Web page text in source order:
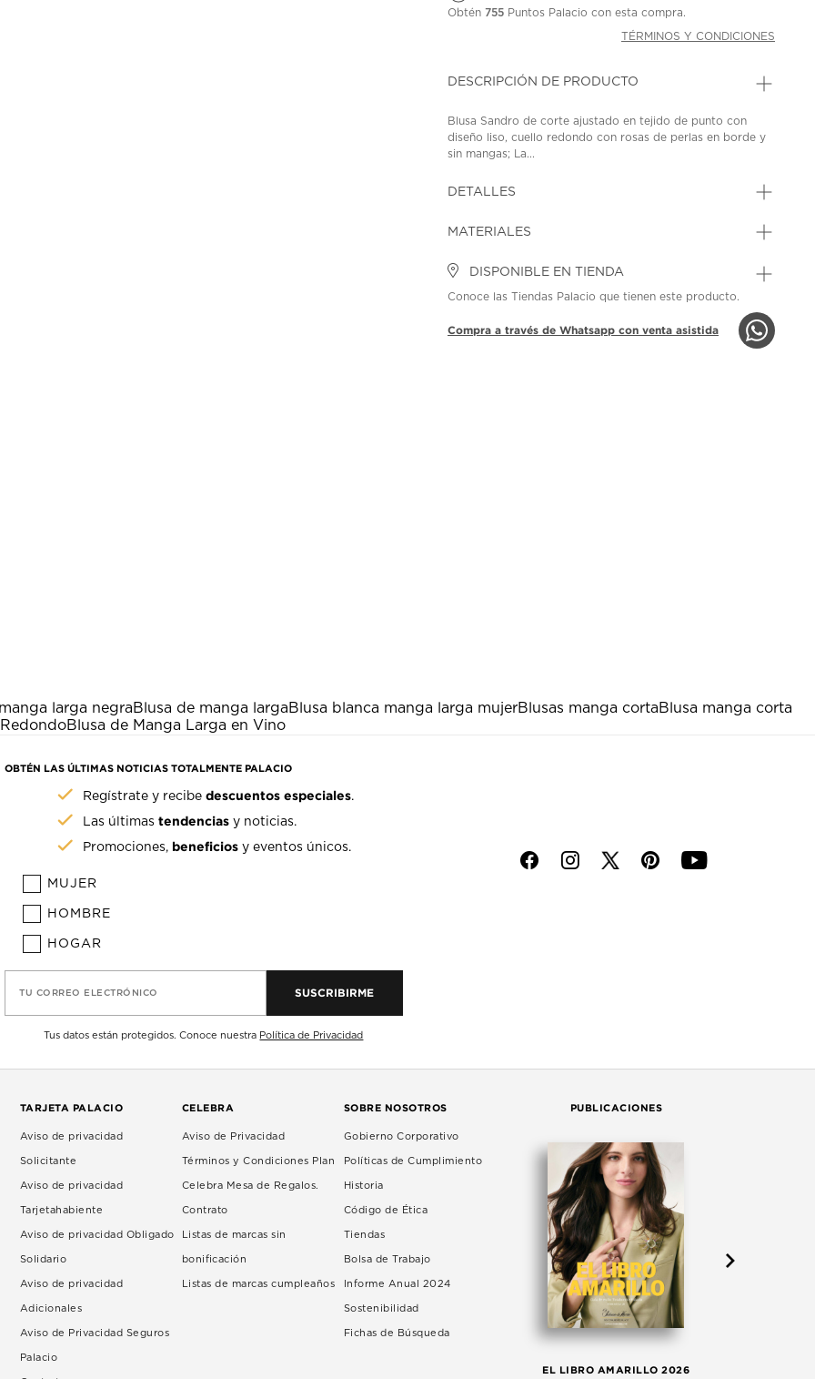
Obtén755 Puntos Palacio con esta compra.
TÉRMINOS Y CONDICIONES
DESCRIPCIÓN DE PRODUCTO
Blusa Sandro de corte ajustado en tejido de punto con
diseño liso, cuello redondo con rosas de perlas en borde y
sin mangas; La...
DETALLES
MATERIALES
DISPONIBLE EN TIENDA
Conoce las Tiendas Palacio que tienen este producto.
Compra a través de Whatsapp con venta asistida
larga negraBlusa de manga largaBlusa blanca manga larga mujerBlusas manga cortaBlusa manga corta
Blusa de Manga Larga en Vino
OBTÉN LAS ÚLTIMAS NOTICIAS TOTALMENTE PALACIO
Regístrate y recibedescuentos especiales.
Las últimastendencias y noticias.
Promociones, beneficios y eventos únicos.
MUJER
HOMBRE
HOGAR
TU CORREO ELECTRÓNICO SUSCRIBIRME
Tus datos están protegidos. Conoce nuestra Política de Privacidad
f i p y
TARJETA PALACIO
Aviso de privacidad
Solicitante
Aviso de privacidad
Tarjetahabiente
Aviso de privacidad Obligado
Solidario
Aviso de privacidad
Adicionales
Aviso de Privacidad Seguros
Palacio
CELEBRA
Aviso de Privacidad
Términos y Condiciones Plan
Celebra Mesa de Regalos.
Contrato
Listas de marcas sin
bonificación
Listas de marcas cumpleaños
SOBRE NOSOTROS
Gobierno Corporativo
Políticas de Cumplimiento
Historia
Código de Ética
Tiendas
Bolsa de Trabajo
Informe Anual 2024
Sostenibilidad
Fichas de Búsqueda
PUBLICACIONES
EL LIBRO AMARILLO 2026